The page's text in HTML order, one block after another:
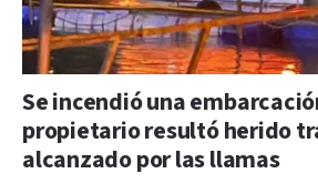
Se incendió una
propietario resultó herido
alcanzado por las llamas